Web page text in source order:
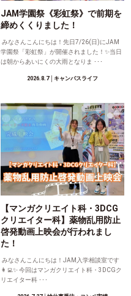
JAM学園祭《彩虹祭》で前期を
締めくくりました！
みなさんこんにちは！先日7/26(日)にJAM
学園祭「彩虹祭」が開催されました！✨当日
は朝からあいにくの大雨となりま ･･･
2026.8.7│キャンパスライフ
【マンガクリエイト科・3DCG
クリエイター科】薬物乱用防止
啓発動画上映会が行われまし
た！
みなさんこんにちは！JAM入学相談室です
👩‍💻✨ 今回はマンガクリエイト科・3DCGク
リエイター科 ･･･